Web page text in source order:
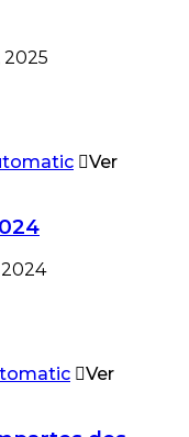
2025
Ver
Ver